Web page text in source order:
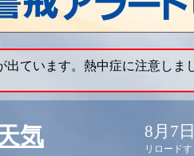
ています。熱中症に注意しま
気 8月7
リロード